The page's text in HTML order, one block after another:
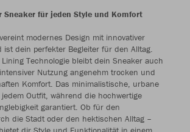
Sneaker für jeden Style und Komfort
modernes Design mit innovativer
ist dein perfekter Begleiter für den Alltag.
Technologie bleibt dein Sneaker auch
Nutzung angenehm trocken und
Komfort. Das minimalistische, urbane
Outfit, während die hochwertige
garantiert. Ob für den
die Stadt oder den hektischen Alltag –